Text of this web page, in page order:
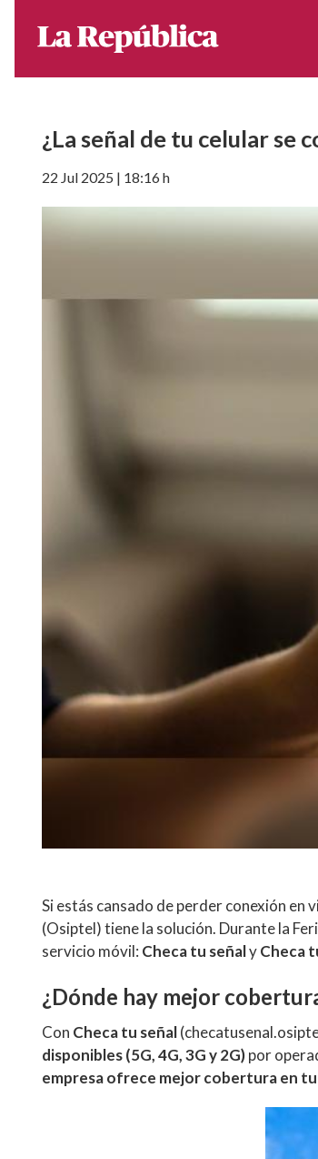
¿La señal de tu celular se
22 Jul 2025 | 18:16 h
Si estás cansado de perder conexión en
(Osiptel) tiene la solución. Durante la
servicio móvil: Checa tu señalyCheca
¿Dónde hay mejor
Con Checa tu señal(
disponibles (5G, 4G, 3G y 2G)por
empresa ofrece mejor cobertura en